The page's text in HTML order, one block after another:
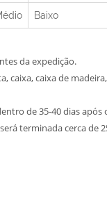
Baixo
da expedição.
caixa, caixa de
de 35-40 dias
terminada cerca de